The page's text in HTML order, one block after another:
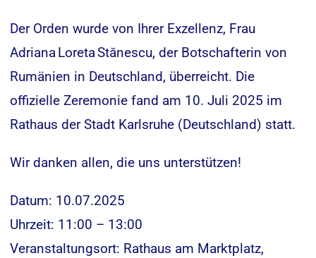
Der Orden wurde von Ihrer Exzellenz, Frau
Adriana Loreta Stănescu, der Botschafterin von
Rumänien in Deutschland, überreicht. Die
offizielle Zeremonie fand am 10. Juli 2025 im
Rathaus der Stadt Karlsruhe (Deutschland) statt.
Wir danken allen, die uns unterstützen!
Datum: 10.07.2025
Uhrzeit: 11:00 – 13:00
Veranstaltungsort: Rathaus am Marktplatz,